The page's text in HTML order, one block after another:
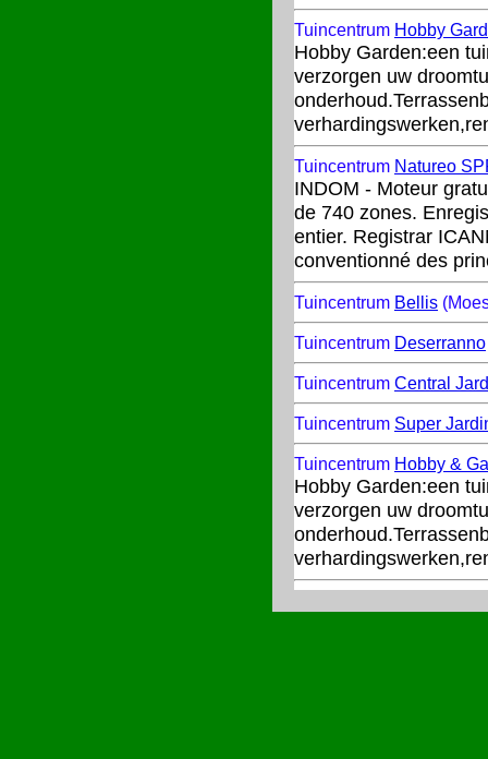
Tuincentrum Hobby
Hobby Garden:een
verzorgen uw
Tuincentrum Natureo
INDOM - Moteur
de 740 zones.
entier. Registrar
conventionné des
Tuincentrum Bellis
Tuincentrum Deserranno
Tuincentrum Central
Tuincentrum Super
Tuincentrum Hobby &
Hobby Garden:een
verzorgen uw